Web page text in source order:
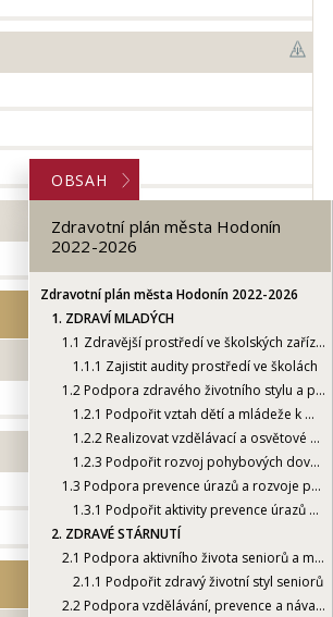
OBSAH
Zdravotní plán města Hodonín
2022-2026
Zdravotní plán města Hodonín 2022-2026
1. ZDRAVÍ MLADÝCH
1.1 Zdravější prostředí ve školských zařízeních
1.1.1 Zajistit audity prostředí ve školách
1.2 Podpora zdravého životního stylu a prevence nemocí dětí a mládeže
1.2.1 Podpořit vztah dětí a mládeže k městu a ke zdravému životu
1.2.2 Realizovat vzdělávací a osvětové programy prevence nemocí
1.2.3 Podpořit rozvoj pohybových dovedností, zvýšit úroveň pohybové aktivity dětí a mládeže
1.3 Podpora prevence úrazů a rozvoje pohybové zdatnosti dětí a mládeže
1.3.1 Podpořit aktivity prevence úrazů a dopravní bezpečnosti
2. ZDRAVÉ STÁRNUTÍ
2.1 Podpora aktivního života seniorů a mezigenerační sounáležitosti
2.1.1 Podpořit zdravý životní styl seniorů
2.2 Podpora vzdělávání, prevence a návazných služeb pro seniory